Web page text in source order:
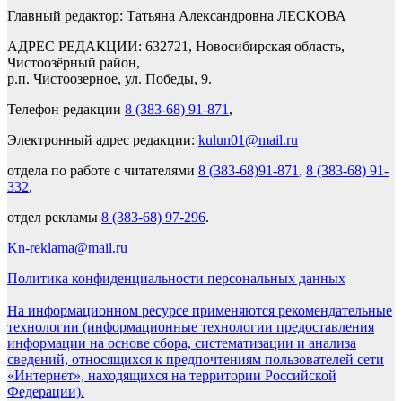
Главный редактор: Татьяна Александровна ЛЕСКОВА
АДРЕС РЕДАКЦИИ: 632721, Новосибирская область,
Чистоозёрный район,
р.п. Чистоозерное, ул. Победы, 9.
Телефон редакции 8 (383-68) 91-871 ,
Электронный адрес редакции: kulun01@mail.ru
отдела по работе с читателями 8 (383-68)91-871 , 8 (383-68) 91-
332,
отдел рекламы 8 (383-68) 97-296.
Kn-reklama@mail.ru
Политика конфиденциальности персональных данных
На информационном ресурсе применяются рекомендательные
технологии (информационные технологии предоставления
информации на основе сбора, систематизации и анализа
сведений, относящихся к предпочтениям пользователей сети
«Интернет», находящихся на территории Российской
Федерации).